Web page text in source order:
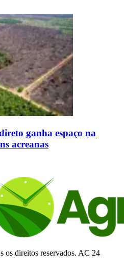
ganha espaço na
acreanas
direitos reservados. AC 24